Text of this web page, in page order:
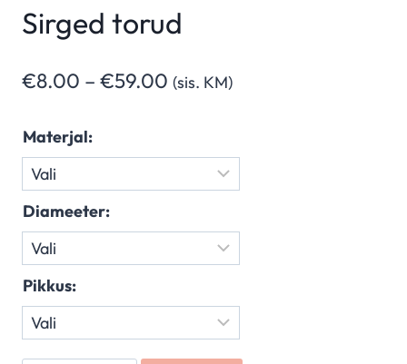
Sirged torud
€8.00 – €59.00 Hinnavahemik:
€59.00
(sis. KM)
Materjal:
Diameeter:
Pikkus: